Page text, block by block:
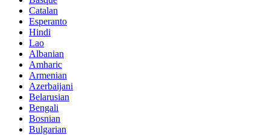
Catalan
Esperanto
Hindi
Lao
Albanian
Amharic
Armenian
Azerbaijani
Belarusian
Bengali
Bosnian
Bulgarian